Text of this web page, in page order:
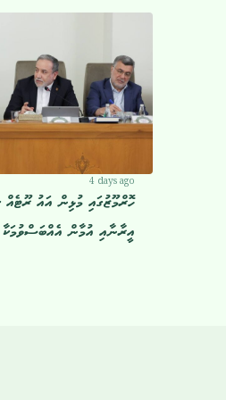
4 days ago
ހޮރްމޫޒުގައި މުޅިން އައު ރޫޓެއް
އީރާނާއި އުމާން އެއްބަސްވުމަކާ